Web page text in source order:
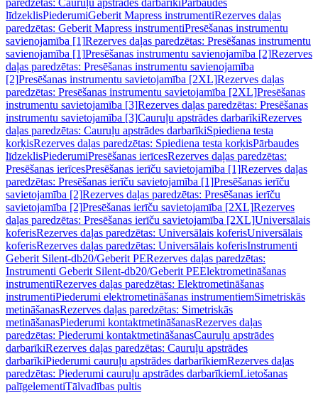
paredzētas: Cauruļu apstrādes darbarīkiPārbaudes
līdzeklisPiederumiGeberit Mapress instrumentiRezerves daļas
paredzētas: Geberit Mapress instrumentiPresēšanas instrumentu
savienojamība [1]Rezerves daļas paredzētas: Presēšanas instrumentu
savienojamība [1]Presēšanas instrumentu savienojamība [2]Rezerves
daļas paredzētas: Presēšanas instrumentu savienojamība
[2]Presēšanas instrumentu savietojamība [2XL]Rezerves daļas
paredzētas: Presēšanas instrumentu savietojamība [2XL]Presēšanas
instrumentu savietojamība [3]Rezerves daļas paredzētas: Presēšanas
instrumentu savietojamība [3]Cauruļu apstrādes darbarīkiRezerves
daļas paredzētas: Cauruļu apstrādes darbarīkiSpiediena testa
korķisRezerves daļas paredzētas: Spiediena testa korķisPārbaudes
līdzeklisPiederumiPresēšanas ierīcesRezerves daļas paredzētas:
Presēšanas ierīcesPresēšanas ierīču savietojamība [1]Rezerves daļas
paredzētas: Presēšanas ierīču savietojamība [1]Presēšanas ierīču
savietojamība [2]Rezerves daļas paredzētas: Presēšanas ierīču
savietojamība [2]Presēšanas ierīču savietojamība [2XL]Rezerves
daļas paredzētas: Presēšanas ierīču savietojamība [2XL]Universālais
koferisRezerves daļas paredzētas: Universālais koferisUniversālais
koferisRezerves daļas paredzētas: Universālais koferisInstrumenti
Geberit Silent-db20/Geberit PERezerves daļas paredzētas:
Instrumenti Geberit Silent-db20/Geberit PEElektrometināšanas
instrumentiRezerves daļas paredzētas: Elektrometināšanas
instrumentiPiederumi elektrometināšanas instrumentiemSimetriskās
metināšanasRezerves daļas paredzētas: Simetriskās
metināšanasPiederumi kontaktmetināšanasRezerves daļas
paredzētas: Piederumi kontaktmetināšanasCauruļu apstrādes
darbarīkiRezerves daļas paredzētas: Cauruļu apstrādes
darbarīkiPiederumi cauruļu apstrādes darbarīkiemRezerves daļas
paredzētas: Piederumi cauruļu apstrādes darbarīkiemLietošanas
palīgelementiTālvadības pultis